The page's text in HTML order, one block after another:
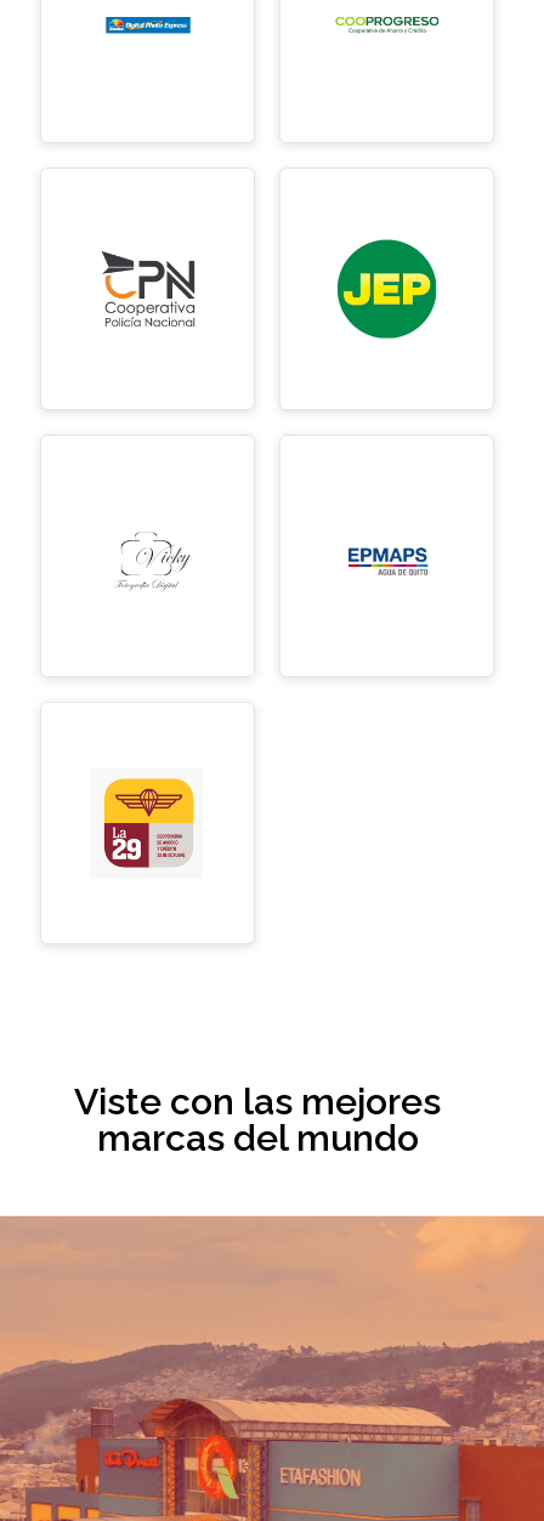
Viste con las mejores
marcas del mundo